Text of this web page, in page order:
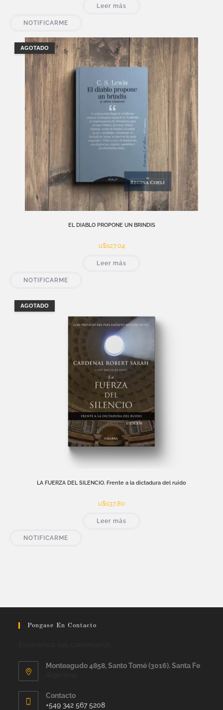
Leer más
NOTIFICARME
AGOTADO
EL DIABLO PROPONE UN BRINDIS
u$s27,04
Leer más
NOTIFICARME
AGOTADO
LA FUERZA DEL SILENCIO. Frente a la dictadura del ruido
u$s37,80
Leer más
NOTIFICARME
Pongase En Contacto
Monteagudo 4858, Santo Tomé (3016). Santa Fe
Contacto
+549 342 567 5208